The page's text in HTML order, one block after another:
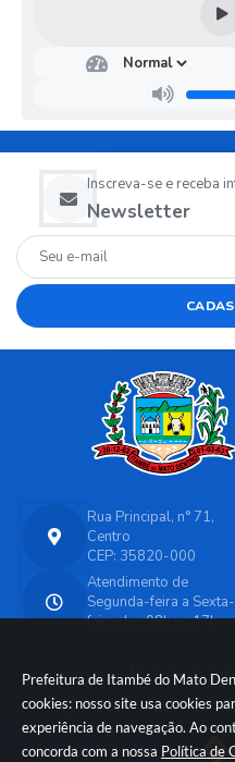
Prefeitura de Itambé do Mato
cookies: nosso site usa cookies
experiência de navegação. Ao
concorda com a nossa Política de
Newsletter
Inscreva-se e receba
Rua Principal, n° 71,
Centro
CEP: 35820-000
Atendimento de
Segunda-feira a Sexta-
feira das 08h as 17h
Versão do
Portal atualizado em: